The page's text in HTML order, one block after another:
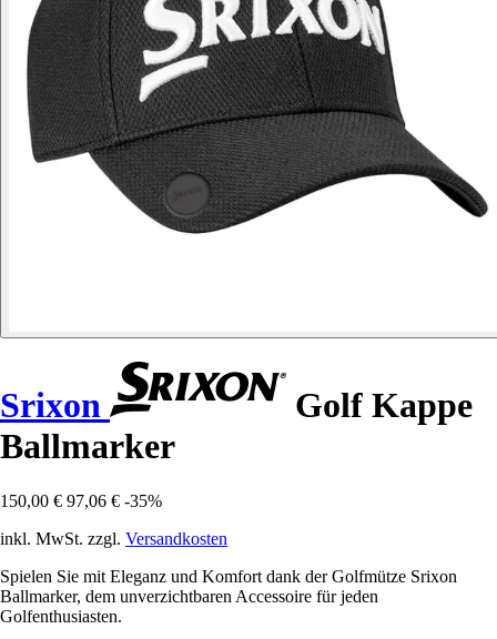
Srixon
Golf Kappe
Ballmarker
150,00 € 97,06 € -35%
inkl. MwSt. zzgl. Versandkosten
Spielen Sie mit Eleganz und Komfort dank der Golfmütze Srixon
Ballmarker, dem unverzichtbaren Accessoire für jeden
Golfenthusiasten.